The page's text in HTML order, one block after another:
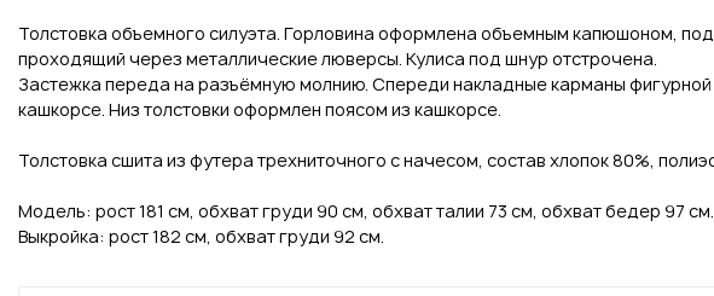
Толстовка объемного силуэта. Горловина оформлена объемным капюшоном,
проходящий через металлические люверсы. Кулиса под шнур отстрочена.
Застежка переда на разъёмную молнию. Спереди накладные карманы
кашкорсе. Низ толстовки оформлен поясом из кашкорсе.
Толстовка сшита из футера трехниточного с начесом, состав хлопок 80%,
Модель: рост 181 см, обхват груди 90 см, обхват талии 73 см, обхват бедер 97 см.
Выкройка: рост 182 см, обхват груди 92 см.
Инстаграм